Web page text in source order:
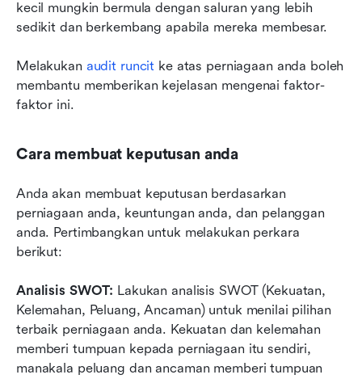
kecil mungkin bermula dengan saluran yang lebih
sedikit dan berkembang apabila mereka membesar.
Melakukan audit runcit ke atas perniagaan anda boleh
membantu memberikan kejelasan mengenai faktor-
faktor ini.
Cara membuat keputusan anda
Anda akan membuat keputusan berdasarkan
perniagaan anda, keuntungan anda, dan pelanggan
anda. Pertimbangkan untuk melakukan perkara
berikut:
Analisis SWOT: Lakukan analisis SWOT (Kekuatan,
Kelemahan, Peluang, Ancaman) untuk menilai pilihan
terbaik perniagaan anda. Kekuatan dan kelemahan
memberi tumpuan kepada perniagaan itu sendiri,
manakala peluang dan ancaman memberi tumpuan